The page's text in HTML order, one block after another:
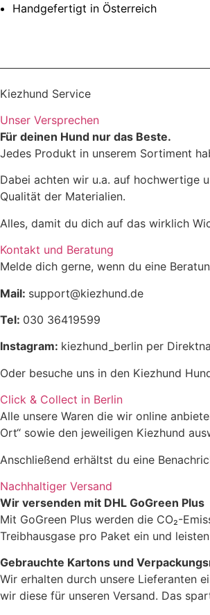
Handgefertigt in Österreich
Kiezhund Service
Unser Versprechen
Für deinen Hund nur das Beste.
Jedes Produkt in unserem Sortiment
Dabei achten wir u.a. auf hochwertige
Qualität der Materialien.
Alles, damit du dich auf das wirklich
Kontakt und Beratung
Melde dich gerne, wenn du eine
Mail: support@kiezhund.de
Tel: 030 36419599
Instagram: kiezhund_berlin per
Oder besuche uns in den Kiezhund
Click & Collect in Berlin
Alle unsere Waren die wir online
Ort“ sowie den jeweiligen Kiezhund
Anschließend erhältst du eine
Nachhaltiger Versand
Wir versenden mit DHL GoGreen Plus
Mit GoGreen Plus werden die CO₂-
Treibhausgase pro Paket ein und
Gebrauchte Kartons und
Wir erhalten durch unsere Lieferanten
wir diese für unseren Versand. Das